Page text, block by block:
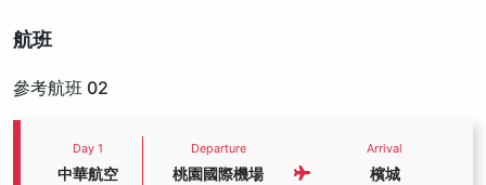
航班
參考航班 02
Day 1
中華航空
Departure
桃園國際機場
Arrival
檳城